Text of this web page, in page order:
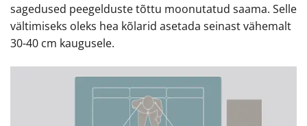
sagedused peegelduste tõttu moonutatud saama. Selle
vältimiseks oleks hea kõlarid asetada seinast vähemalt
30-40 cm kaugusele.